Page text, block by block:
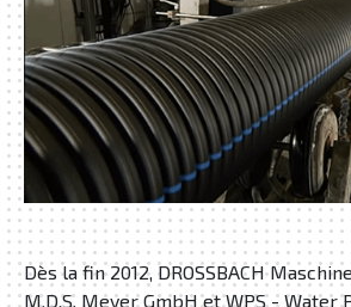
Dès la fin 2012, DROSSBACH
M.D.S. Meyer GmbH et WPS - Water